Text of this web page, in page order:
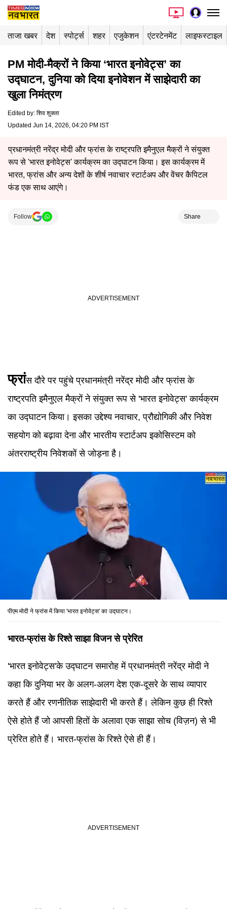
ताजा खबर देश स्पोर्ट्स शहर एजुकेशन एंटरटेनमेंट लाइफस्टाइल
PM मोदी-मैक्रों ने किया ‘भारत इनोवेट्स’ का
उद्घाटन, दुनिया को दिया इनोवेशन में साझेदारी का
खुला निमंत्रण
Edited by: शिव शुक्ला
Updated Jun 14, 2026, 04:20 PM IST
प्रधानमंत्री नरेंद्र मोदी और फ्रांस के राष्ट्रपति इमैनुएल मैक्रों ने संयुक्त
रूप से 'भारत इनोवेट्स' कार्यक्रम का उद्घाटन किया। इस कार्यक्रम में
भारत, फ्रांस और अन्य देशों के शीर्ष नवाचार स्टार्टअप और वेंचर कैपिटल
फंड एक साथ आएंगे।
Follow Share
फ्रांस दौरे पर पहुंचे प्रधानमंत्री नरेंद्र मोदी और फ्रांस के
राष्ट्रपति इमैनुएल मैक्रों ने संयुक्त रूप से 'भारत इनोवेट्स' कार्यक्रम
का उद्घाटन किया। इसका उद्देश्य नवाचार, प्रौद्योगिकी और निवेश
सहयोग को बढ़ावा देना और भारतीय स्टार्टअप इकोसिस्टम को
अंतरराष्ट्रीय निवेशकों से जोड़ना है।
पीएम मोदी ने फ्रांस में किया 'भारत इनोवेट्स' का उद्घाटन।
भारत-फ्रांस के रिश्ते साझा विजन से प्रेरित
'भारत इनोवेट्स'के उद्घाटन समारोह में प्रधानमंत्री नरेंद्र मोदी ने
कहा कि दुनिया भर के अलग-अलग देश एक-दूसरे के साथ व्यापार
करते हैं और रणनीतिक साझेदारी भी करते हैं। लेकिन कुछ ही रिश्ते
ऐसे होते हैं जो आपसी हितों के अलावा एक साझा सोच (विज़न) से भी
प्रेरित होते हैं। भारत-फ्रांस के रिश्ते ऐसे ही हैं।